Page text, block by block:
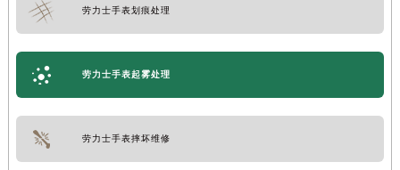
劳力士手表划痕处理
劳力士手表起雾处理
劳力士手表摔坏维修